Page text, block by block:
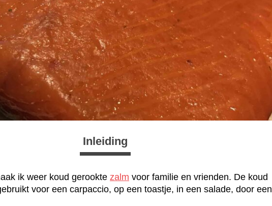
Inleiding
ik weer koud gerookte zalm voor familie en vrienden. De koud
voor een carpaccio, op een toastje, in een salade, door een